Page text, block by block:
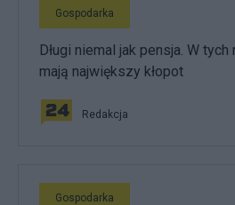
Gospodarka
Długi niemal jak pensja. W
mają największy kłopot
Redakcja
Gospodarka